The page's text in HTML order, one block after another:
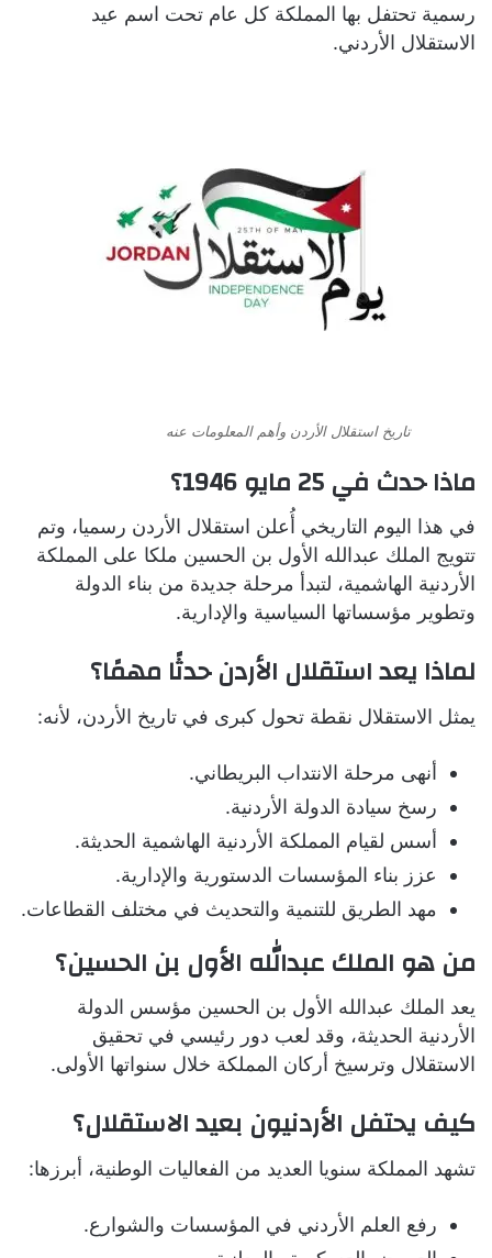
رسمية تحتفل بها المملكة كل عام تحت اسم عيد
الاستقلال الأردني.
تاريخ استقلال الأردن وأهم المعلومات عنه
ماذا حدث في 25 مايو 1946؟
في هذا اليوم التاريخي أُعلن استقلال الأردن رسميا، وتم
تتويج الملك عبدالله الأول بن الحسين ملكا على المملكة
الأردنية الهاشمية، لتبدأ مرحلة جديدة من بناء الدولة
وتطوير مؤسساتها السياسية والإدارية.
لماذا يعد استقلال الأردن حدثًا مهمًا؟
يمثل الاستقلال نقطة تحول كبرى في تاريخ الأردن، لأنه:
أنهى مرحلة الانتداب البريطاني.
رسخ سيادة الدولة الأردنية.
أسس لقيام المملكة الأردنية الهاشمية الحديثة.
عزز بناء المؤسسات الدستورية والإدارية.
مهد الطريق للتنمية والتحديث في مختلف القطاعات.
من هو الملك عبدالله الأول بن الحسين؟
يعد الملك عبدالله الأول بن الحسين مؤسس الدولة
الأردنية الحديثة، وقد لعب دور رئيسي في تحقيق
الاستقلال وترسيخ أركان المملكة خلال سنواتها الأولى.
كيف يحتفل الأردنيون بعيد الاستقلال؟
تشهد المملكة سنويا العديد من الفعاليات الوطنية، أبرزها:
رفع العلم الأردني في المؤسسات والشوارع.